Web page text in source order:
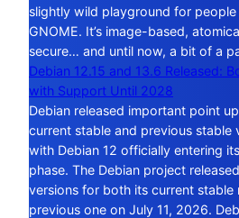
slightly wild playground for
GNOME. It’s image-based,
secure… and until now, a bit of a
Debian 12.15 and 13.6 Released:
with Support Until 2028
Debian released important point
current stable and previous stable
with Debian 12 officially entering
phase. The Debian project
versions for both its current stable
previous one on July 11, 2026.